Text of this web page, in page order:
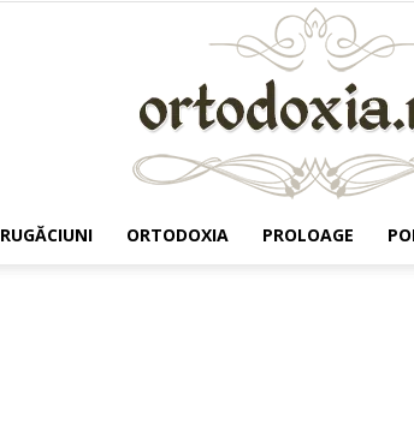
RUGĂCIUNI ORTODOXIA PROLOAGE